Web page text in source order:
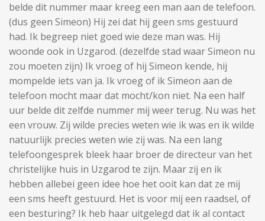
belde dit nummer maar kreeg een man aan de telefoon.
(dus geen Simeon) Hij zei dat hij geen sms gestuurd
had. Ik begreep niet goed wie deze man was. Hij
woonde ook in Uzgarod. (dezelfde stad waar Simeon nu
zou moeten zijn) Ik vroeg of hij Simeon kende, hij
mompelde iets van ja. Ik vroeg of ik Simeon aan de
telefoon mocht maar dat mocht/kon niet. Na een half
uur belde dit zelfde nummer mij weer terug. Nu was het
een vrouw. Zij wilde precies weten wie ik was en ik wilde
natuurlijk precies weten wie zij was. Na een lang
telefoongesprek bleek haar broer de directeur van het
christelijke huis in Uzgarod te zijn. Maar zij en ik
hebben allebei geen idee hoe het ooit kan dat ze mij
een sms heeft gestuurd. Het is voor mij een raadsel, of
een besturing? Ik heb haar uitgelegd dat ik al contact